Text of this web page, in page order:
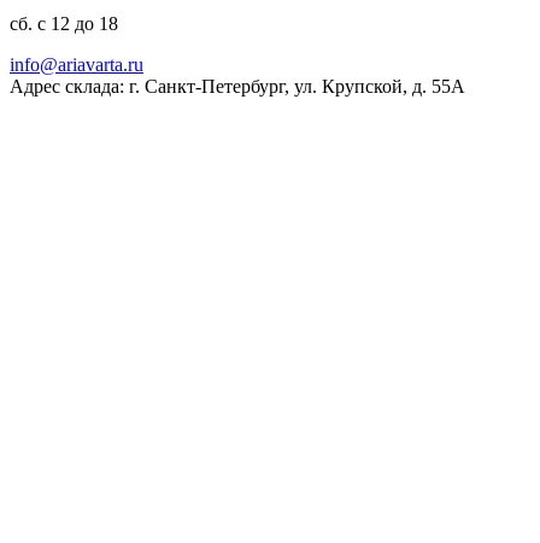
сб. с 12 до 18
ur.atravaira@ofni
Адрес склада: г. Санкт-Петербург, ул. Крупской, д. 55А